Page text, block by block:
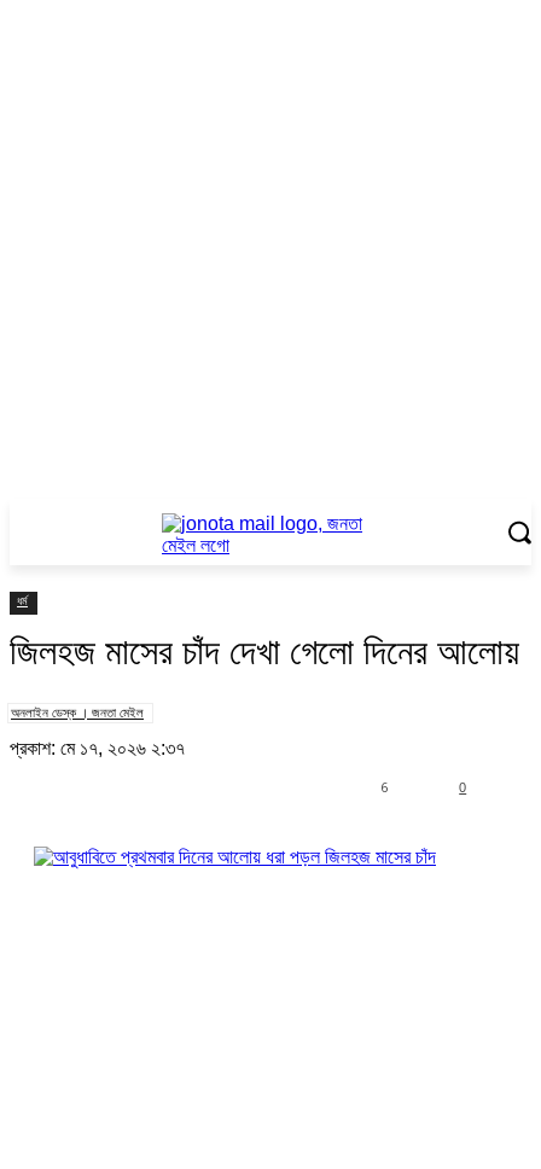
ধর্ম
জিলহজ মাসের চাঁদ দেখা গেলো দিনের আলোয়
অনলাইন ডেস্ক । জনতা মেইল
প্রকাশ: মে ১৭, ২০২৬ ২:৩৭
0
6